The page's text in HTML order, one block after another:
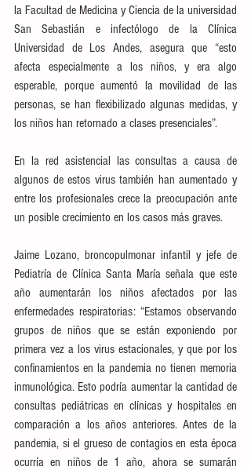
la Facultad de Medicina y Ciencia de la universidad
San Sebastián e infectólogo de la Clínica
Universidad de Los Andes, asegura que “esto
afecta especialmente a los niños, y era algo
esperable, porque aumentó la movilidad de las
personas, se han flexibilizado algunas medidas, y
los niños han retornado a clases presenciales”.
En la red asistencial las consultas a causa de
algunos de estos virus también han aumentado y
entre los profesionales crece la preocupación ante
un posible crecimiento en los casos más graves.
Jaime Lozano, broncopulmonar infantil y jefe de
Pediatría de Clínica Santa María señala que este
año aumentarán los niños afectados por las
enfermedades respiratorias: “Estamos observando
grupos de niños que se están exponiendo por
primera vez a los virus estacionales, y que por los
confinamientos en la pandemia no tienen memoria
inmunológica. Esto podría aumentar la cantidad de
consultas pediátricas en clínicas y hospitales en
comparación a los años anteriores. Antes de la
pandemia, si el grueso de contagios en esta época
ocurría en niños de 1 año, ahora se sumarán